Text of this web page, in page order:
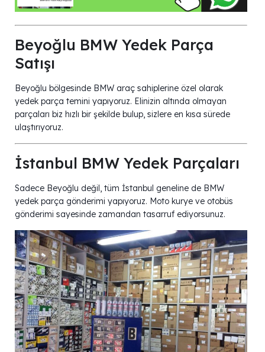
Beyoğlu BMW Yedek Parça
Satışı
Beyoğlu bölgesinde BMW araç sahiplerine özel olarak
yedek parça temini yapıyoruz. Elinizin altında olmayan
parçaları biz hızlı bir şekilde bulup, sizlere en kısa sürede
ulaştırıyoruz.
İstanbul BMW Yedek Parçaları
Sadece Beyoğlu değil, tüm İstanbul geneline de BMW
yedek parça gönderimi yapıyoruz. Moto kurye ve otobüs
gönderimi sayesinde zamandan tasarruf ediyorsunuz.